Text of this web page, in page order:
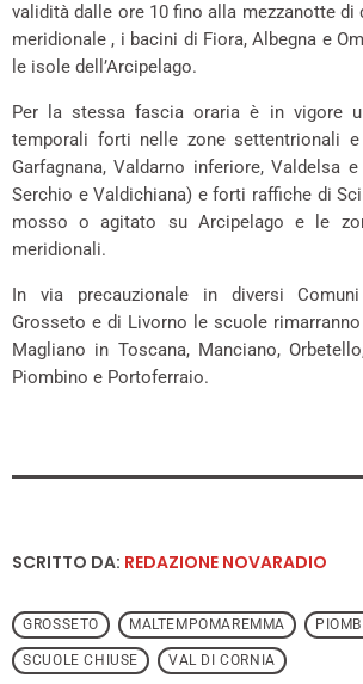
validità dalle ore 10 fino alla mezzanotte di
meridionale , i bacini di Fiora, Albegna e
le isole dell’Arcipelago.
Per la stessa fascia oraria è in vigore
temporali forti nelle zone settentrionali e
Garfagnana, Valdarno inferiore, Valdelsa
Serchio e Valdichiana) e forti raffiche di
mosso o agitato su Arcipelago e le
meridionali.
In via precauzionale in diversi
Grosseto e di Livorno le scuole
Magliano in Toscana, Manciano,
Piombino e Portoferraio.
SCRITTO DA: REDAZIONE NOVARADIO
GROSSETO MALTEMPOMAREMMA
SCUOLE CHIUSE VAL DI CORNIA